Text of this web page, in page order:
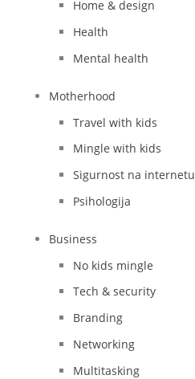
Home & design
Health
Mental health
Motherhood
Travel with kids
Mingle with kids
Sigurnost na internetu
Psihologija
Business
No kids mingle
Tech & security
Branding
Networking
Multitasking